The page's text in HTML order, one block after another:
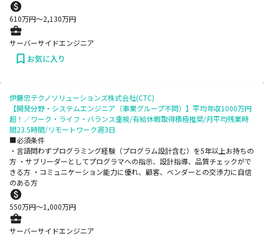
610万円〜2,130万円
サーバーサイドエンジニア
お気に入り
伊藤忠テクノソリューションズ株式会社(CTC)
【開発分野・システムエンジニア（事業グループ不問）】平均年収1000万円
超！／ワーク・ライフ・バランス重視/有給休暇取得積極推奨/月平均残業時
間23.5時間/リモートワーク週3日
■必須条件
・言語問わずプログラミング経験（プログラム設計含む）を5年以上お持ちの
方 ・サブリーダーとしてプログラマへの指示、設計指導、品質チェックがで
きる方 ・コミュニケーション能力に優れ、顧客、ベンダーとの交渉力に自信
のある方
550万円〜1,000万円
サーバーサイドエンジニア